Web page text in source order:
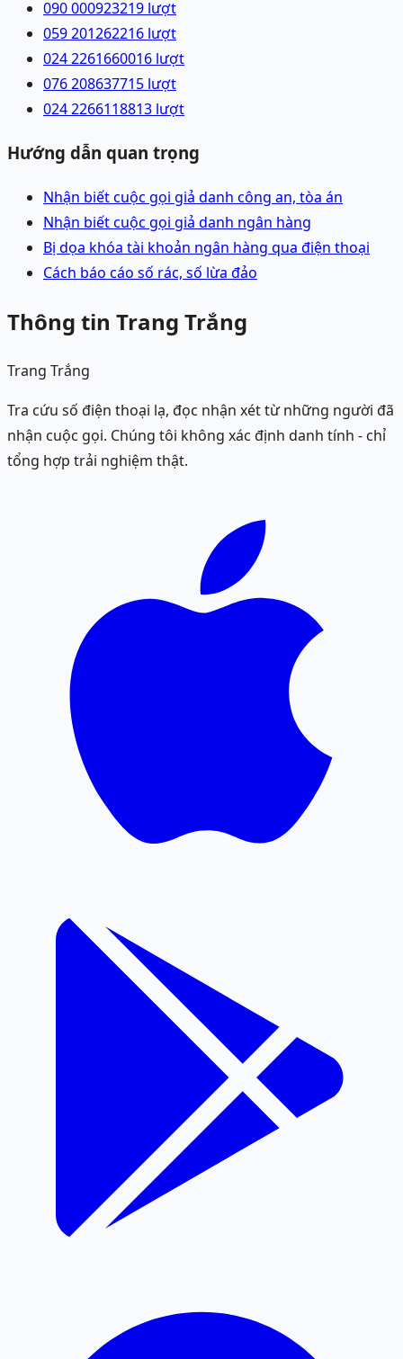
090 000923219 lượt
059 201262216 lượt
024 2261660016 lượt
076 208637715 lượt
024 2266118813 lượt
Hướng dẫn quan trọng
Nhận biết cuộc gọi giả danh công an, tòa án
Nhận biết cuộc gọi giả danh ngân hàng
Bị dọa khóa tài khoản ngân hàng qua điện thoại
Cách báo cáo số rác, số lừa đảo
Thông tin Trang Trắng
Trang Trắng
Tra cứu số điện thoại lạ, đọc nhận xét từ những người đã
nhận cuộc gọi. Chúng tôi không xác định danh tính - chỉ
tổng hợp trải nghiệm thật.